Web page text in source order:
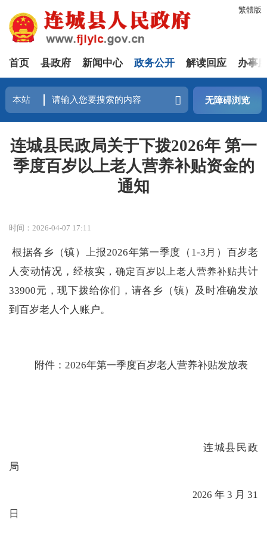
繁體版
首页 县政府 新闻中心 政务公开 解读回应 办事
无障碍浏览
连城县民政局关于下拨2026年 第一
季度百岁以上老人营养补贴资金的
通知
时间：2026-04-07 17:11
根据各乡（镇）上报2026年第一季度（ 1-3 月）百岁老
人变动情况，经核实 ，确定百岁以上老人营养补贴共计
33900元，现下拨给你们，请各乡（镇）及时准确发放
到百岁老人个人账户。
附件： 2026年第一季度百岁老人营养补贴发放表
连城县民政
局
2026 年 3 月 31
日